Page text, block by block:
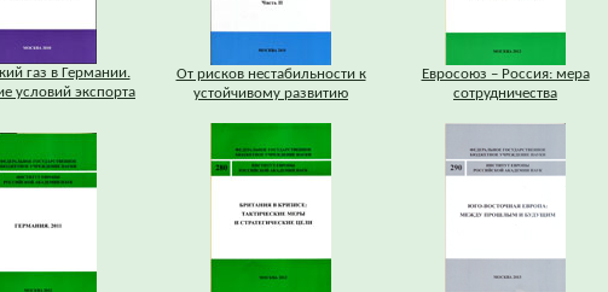
газ в Германии.
условий экспорта
От рисков нестабильности к
устойчивому развитию
Евросоюз – Россия: мера
сотрудничества